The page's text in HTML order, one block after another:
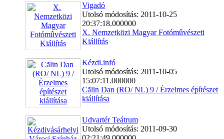
Vigadó
Utolsó módosítás: 2011-10-25
20:37:18.000000
X. Nemzetközi Magyar Fotómûvészeti
Kiállítás
Kézdi.infó
Utolsó módosítás: 2011-10-05
15:07:11.000000
Cãlin Dan (RO/ NL) 9 / Érzelmes építészet
kiállítása
Udvartér Teátrum
Utolsó módosítás: 2011-09-30